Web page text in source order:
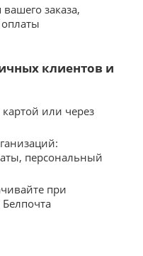
заказа,
клиентов и
или через
персональный
при